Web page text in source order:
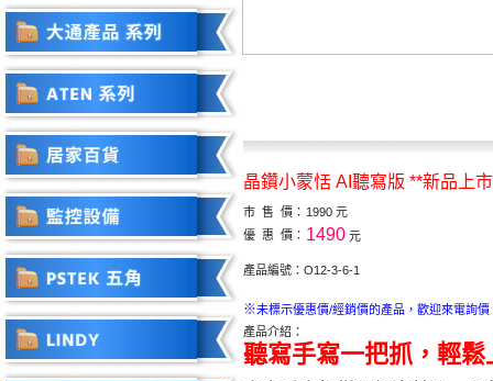
晶鑽小蒙恬 AI聽寫版 **新品上
市 售 價： 1990 元
優 惠 價： 1490 元
產品編號：O12-3-6-1
※未標示優惠價/經銷價的產品，歡迎來電詢價
產品介紹：
聽寫手寫一把抓，輕鬆